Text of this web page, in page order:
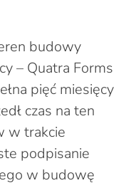
budowy
– Quatra Forms
pięć miesięcy
czas na ten
w trakcie
podpisanie
w budowę